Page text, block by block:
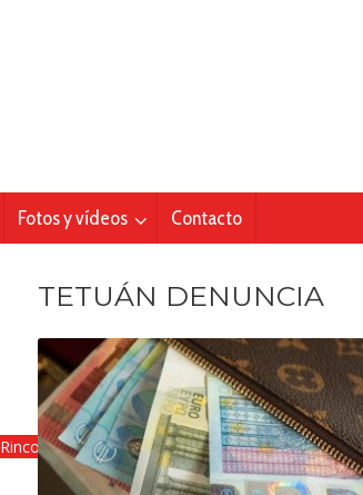
Fotos y vídeos Contacto
Rincones de Tetuán
TETUÁN DENUNCIA